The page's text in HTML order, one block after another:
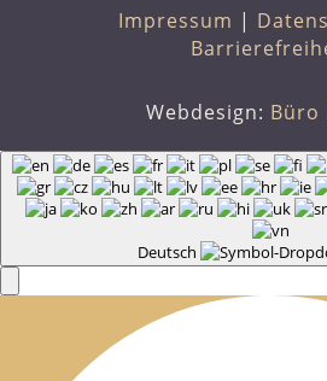
Impressum |
Webdesign: Büro
Deutsch